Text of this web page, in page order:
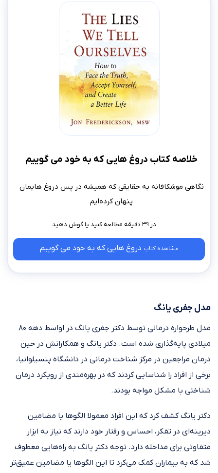
خلاصه کتاب دروغ هایی که به خود می گوییم
نگاهی موشکافانه به حقایقی که همیشه در پس دروغ هایمان
پنهان کرده‌ایم
در ۳۹ دقیقه مطالعه کنید
مشاهده کتاب دروغ هایی که به خود می گوییم
مدل جفری یانگ
مدل طرحواره درمانی توسط دکتر جفری یانگ در اواسط دهه ۸۰
میلادی پایه‌گذاری شده است. دکتر یانگ و همکارانش در حین
درمان مراجعین در مرکز شناخت درمانی در دانشگاه پنسیلوانیا،
برخی از افراد را شناسایی کردند که در بهره‌مندی از رویکرد درمان
شناختی با مشکل مواجه بودند.
دکتر یانگ کشف کرد که این افراد معمولا الگوها یا مضامین
دیرینه‌ای در تفکر، احساس و رفتار خود دارند که نیاز به ابزار
متفاوتی برای مداخله دارد. توجه دکتر یانگ به راه‌هایی معطوف
شد که به بیماران کمک می‌کرد تا این الگوها یا مضامین عمیق‌تر